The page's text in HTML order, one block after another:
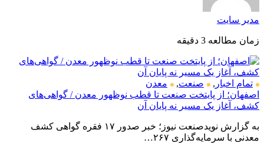
مدیر سایت
زمان مطالعه 3 دقیقه
تمام اخبار , صنعت,
معدن
اصفهان؛ از پایتخت صنعت تا قطب نوظهور معدن / گواهی‌های
کشف، آغاز یک مسیر نه پایان آن
به گزارش نویدصنعت نیوز؛ خبر صدور ۱۷ فقره گواهی کشف
معدنی با سرمایه‌گذاری ۲۶۷…